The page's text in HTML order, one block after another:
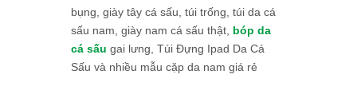
bụng, giày tây cá sấu, túi trống, túi da cá
sấu nam, giày nam cá sấu thật, bóp da
cá sấu gai lưng, Túi Đựng Ipad Da Cá
Sấu và nhiều mẫu cặp da nam giá rẻ